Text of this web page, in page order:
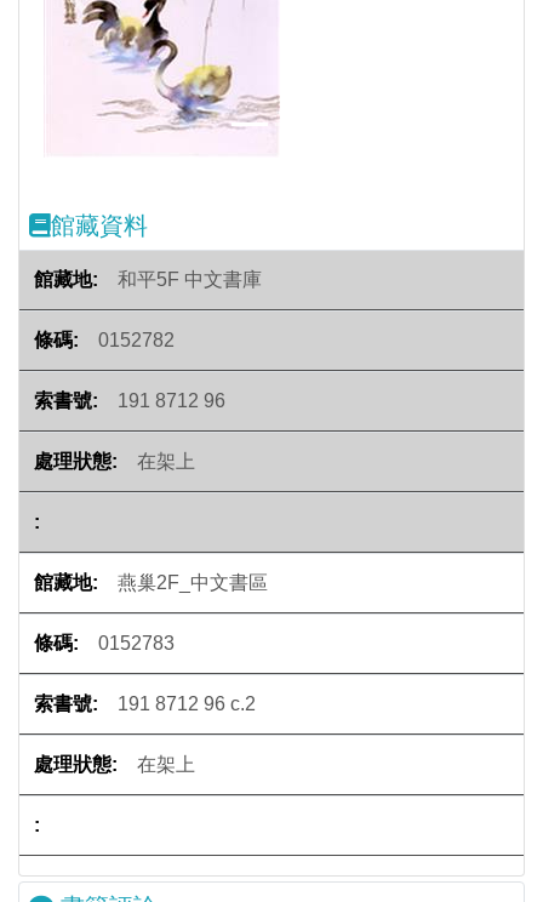
Previous
館藏資料
和平5F 中文書庫
0152782
191 8712 96
在架上
燕巢2F_中文書區
0152783
191 8712 96 c.2
在架上